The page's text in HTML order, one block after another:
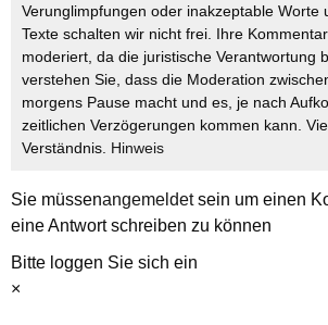
Verunglimpfungen oder inakzeptable Worte
Texte schalten wir nicht frei. Ihre
moderiert, da die juristische Verantwortung
verstehen Sie, dass die Moderation
morgens Pause macht und es, je nach
zeitlichen Verzögerungen kommen kann.
Verständnis. Hinweis
Sie müssenangemeldetsein um einen
eine Antwort schreiben zu können
Bitte loggen Sie sich ein
×